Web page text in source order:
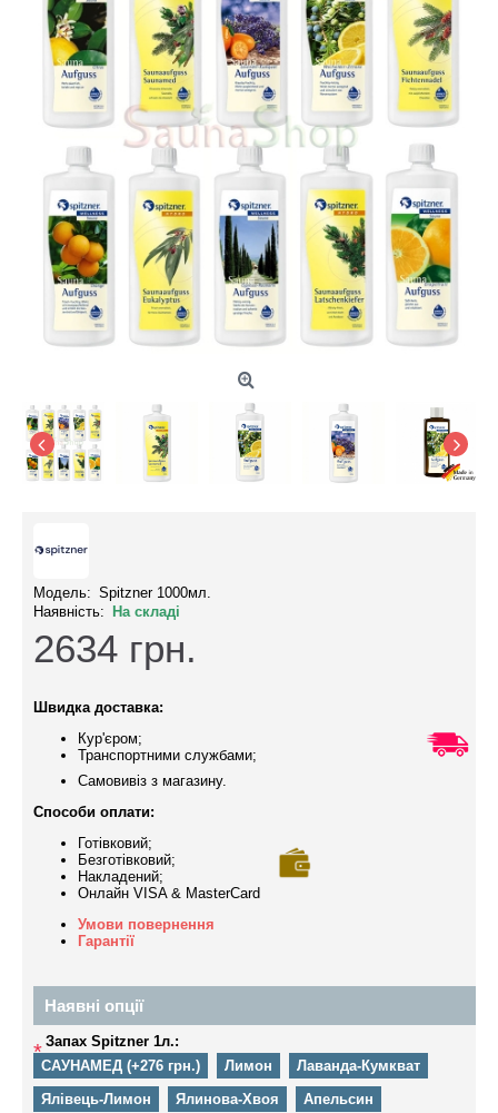
Модель: Spitzner 1000мл.
Наявність:
На складі
2634 грн.
Швидка доставка:
Кур'єром;
Транспортними службами;
Самовивіз з магазину.
Способи оплати:
Готівковий;
Безготівковий;
Накладений;
Онлайн VISA & MasterCard
Умови повернення
Гарантії
Наявні опції
* Запах Spitzner 1л.:
САУНАМЕД (+276 грн.)
Лимон
Лаванда-Кумкват
Ялівець-Лимон
Ялинова-Хвоя
Апельсин